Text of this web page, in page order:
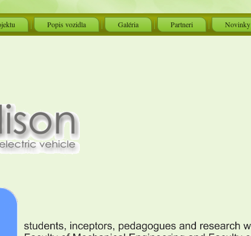
Popis vozidla Galéria Partneri Novinky